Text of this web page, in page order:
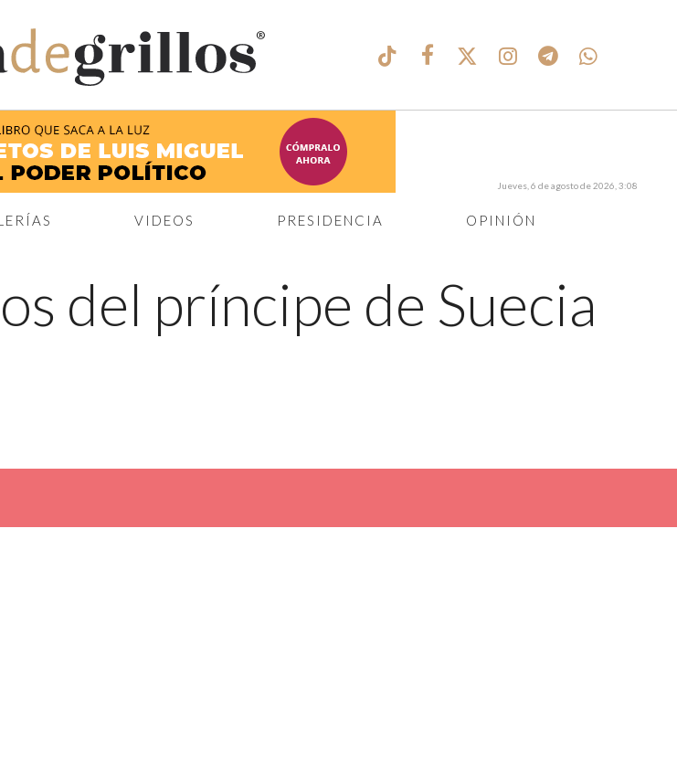
®
VIDEOS PRESIDENCIA OPINIÓN
Jueves, 6 de agosto de 2026, 3:08
del príncipe de Suecia